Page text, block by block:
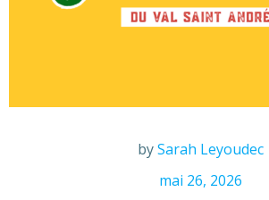
bySarah Leyoudec
mai 26, 2026